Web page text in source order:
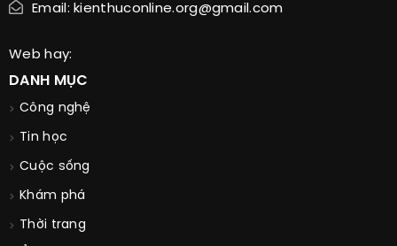
Email: kienthuconline.org@gmail.com
Web hay:
DANH MỤC
Công nghệ
Tin học
Cuộc sống
Khám phá
Thời trang